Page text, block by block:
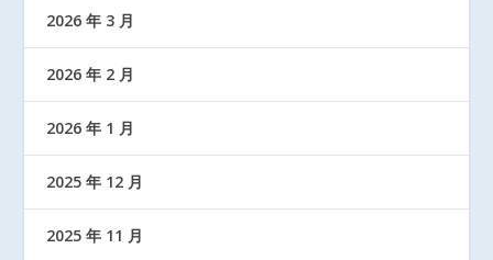
2026 年 3 月
2026 年 2 月
2026 年 1 月
2025 年 12 月
2025 年 11 月